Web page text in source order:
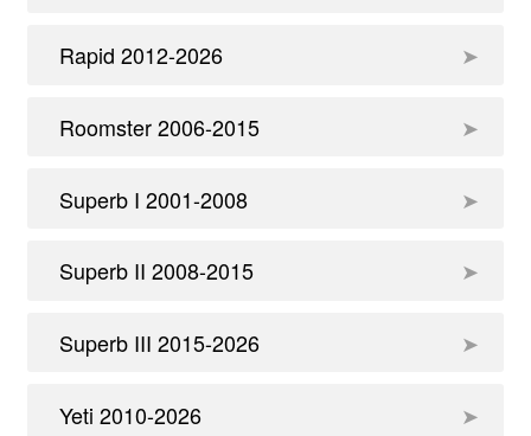
Rapid 2012-2026
Roomster 2006-2015
Superb I 2001-2008
Superb II 2008-2015
Superb III 2015-2026
Yeti 2010-2026